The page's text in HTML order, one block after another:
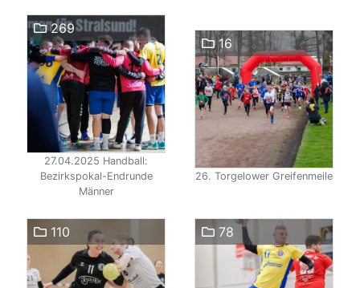
269
27.04.2025 Handball:
Bezirkspokal-Endrunde
Männer
16
26. Torgelower Greifenmeile
110 78